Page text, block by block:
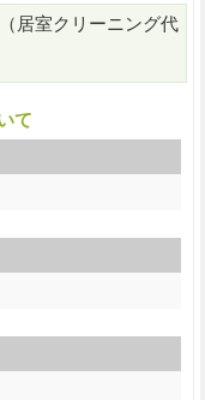
居室クリーニング代
て